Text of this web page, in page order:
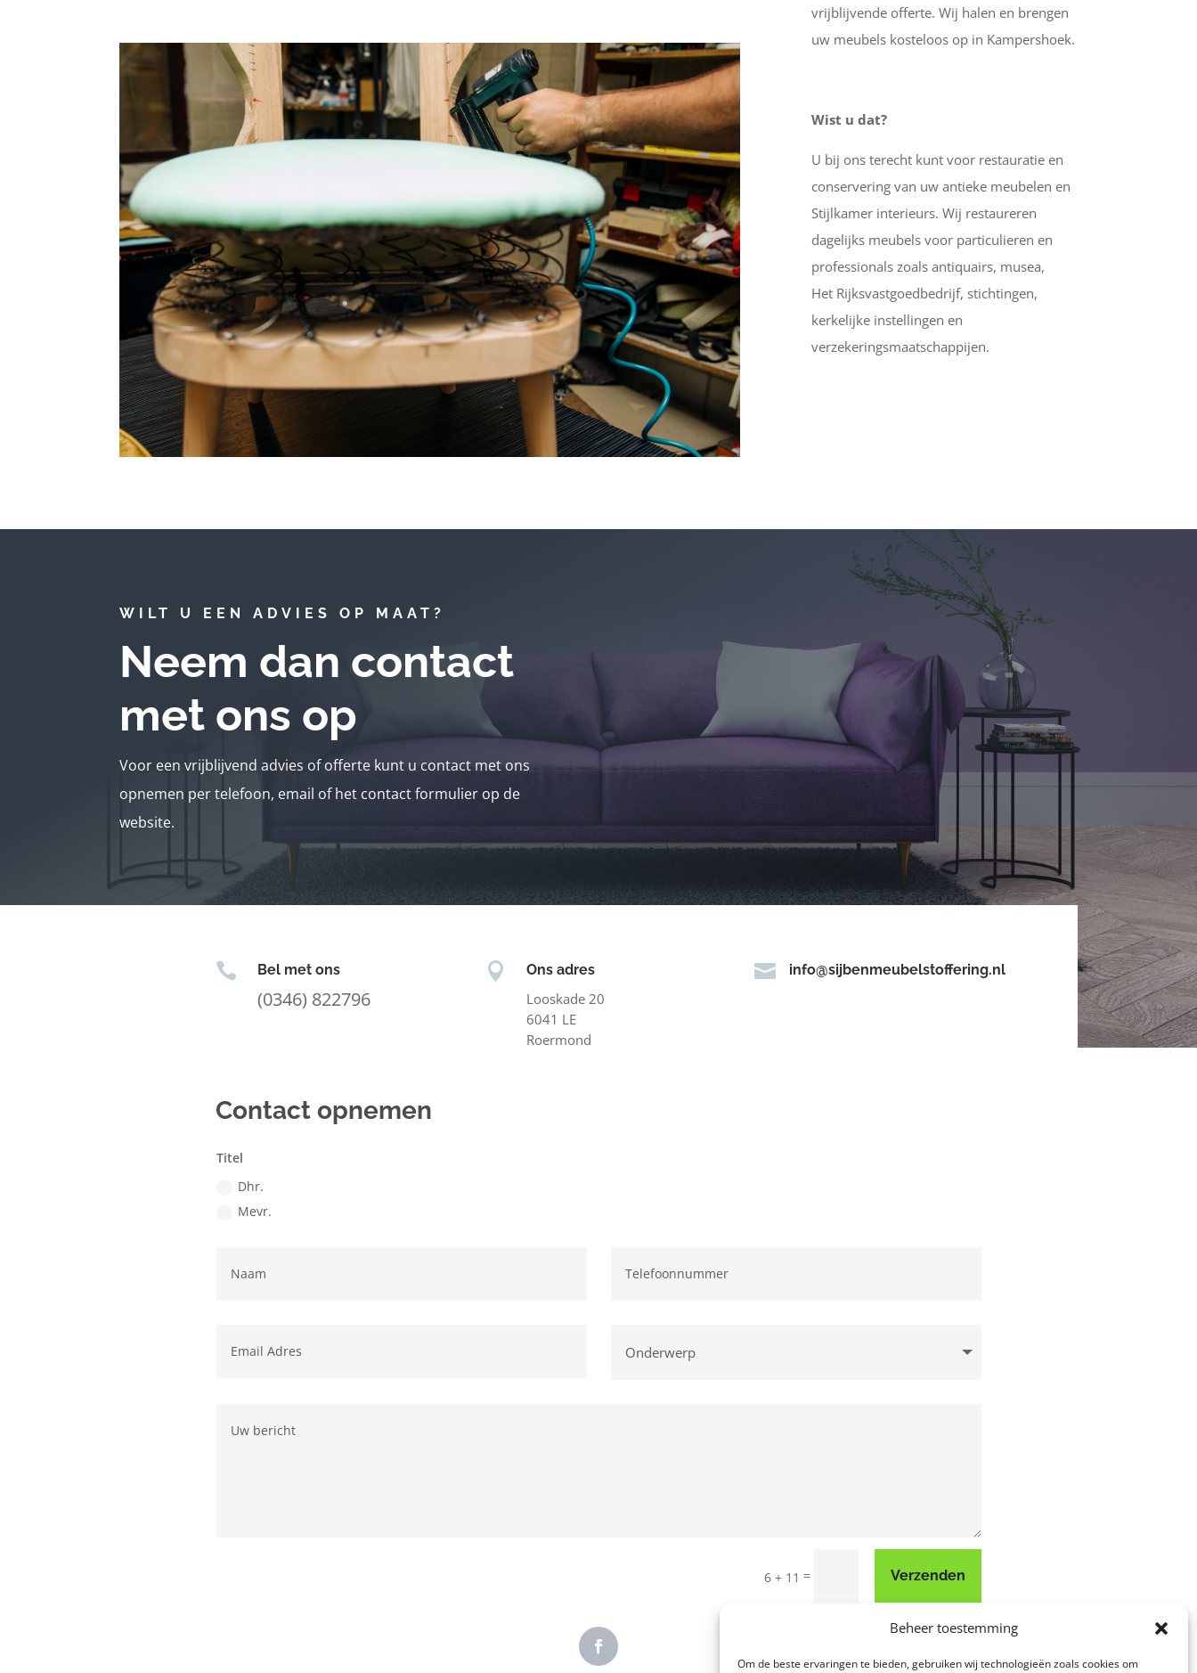
Beheer toestemming
Om de beste ervaringen te bieden, gebruiken wij technologieën zoals cookies om
vrijblijvende offerte. Wij halen en brengen
uw meubels kosteloos op in Kampershoek.
Wist u dat?
U bij ons terecht kunt voor restauratie en
conservering van uw antieke meubelen en
Stijlkamer interieurs. Wij restaureren
dagelijks meubels voor particulieren en
professionals zoals antiquairs, musea,
Het Rijksvastgoedbedrijf, stichtingen,
kerkelijke instellingen en
verzekeringsmaatschappijen.
WILT U EEN ADVIES OP MAAT?
Neem dan contact
met ons op
Voor een vrijblijvend advies of offerte kunt u contact met ons
opnemen per telefoon, email of het contact formulier op de
website.
 Bel met ons
(0346) 822796
 Ons adres
Looskade 20
6041 LE
Roermond
 info@sijbenmeubelstoffering.nl
Contact opnemen
Titel
Dhr.
Mevr.
6 + 11 = Verzenden